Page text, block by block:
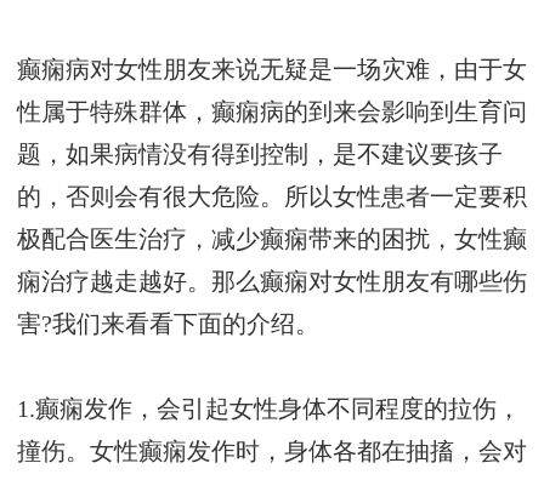
癫痫病对女性朋友来说无疑是一场灾难，由于女
性属于特殊群体，癫痫病的到来会影响到生育问
题，如果病情没有得到控制，是不建议要孩子
的，否则会有很大危险。所以女性患者一定要积
极配合医生治疗，减少癫痫带来的困扰，女性癫
痫治疗越走越好。那么癫痫对女性朋友有哪些伤
害?我们来看看下面的介绍。
1.癫痫发作，会引起女性身体不同程度的拉伤，
撞伤。女性癫痫发作时，身体各都在抽搐，会对